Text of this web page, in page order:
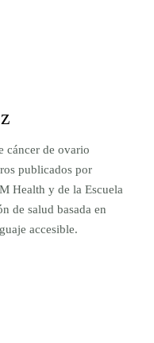
cáncer de ovario
publicados por
Health y de la Escuela
de salud basada en
accesible.